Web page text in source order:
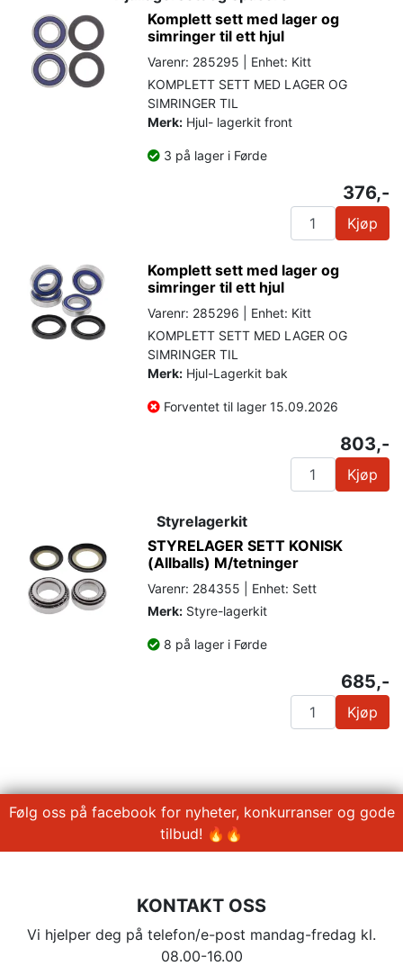
Komplett sett med lager og
simringer til ett hjul
Varenr: 285295 | Enhet: Kitt
KOMPLETT SETT MED LAGER OG
SIMRINGER TIL
Merk: Hjul- lagerkit front
3 på lager i Førde
376,-
Kjøp
Komplett sett med lager og
simringer til ett hjul
Varenr: 285296 | Enhet: Kitt
KOMPLETT SETT MED LAGER OG
SIMRINGER TIL
Merk: Hjul-Lagerkit bak
Forventet til lager 15.09.2026
803,-
Kjøp
Styrelagerkit
STYRELAGER SETT KONISK
(Allballs) M/tetninger
Varenr: 284355 | Enhet: Sett
Merk: Styre-lagerkit
8 på lager i Førde
685,-
Kjøp
Følg oss på facebook for nyheter, konkurranser og gode
tilbud! 🔥🔥
KONTAKT OSS
Vi hjelper deg på telefon/e-post mandag-fredag kl.
08.00-16.00